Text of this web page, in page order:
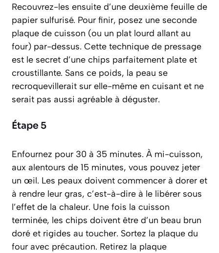
Recouvrez-les ensuite d’une deuxième feuille de
papier sulfurisé. Pour finir, posez une seconde
plaque de cuisson (ou un plat lourd allant au
four) par-dessus. Cette technique de pressage
est le secret d’une chips parfaitement plate et
croustillante. Sans ce poids, la peau se
recroquevillerait sur elle-même en cuisant et ne
serait pas aussi agréable à déguster.
Étape 5
Enfournez pour 30 à 35 minutes. À mi-cuisson,
aux alentours de 15 minutes, vous pouvez jeter
un œil. Les peaux doivent commencer à dorer et
à rendre leur gras, c’est-à-dire à le libérer sous
l’effet de la chaleur. Une fois la cuisson
terminée, les chips doivent être d’un beau brun
doré et rigides au toucher. Sortez la plaque du
four avec précaution. Retirez la plaque